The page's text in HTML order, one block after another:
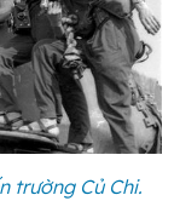
trường Củ Chi.